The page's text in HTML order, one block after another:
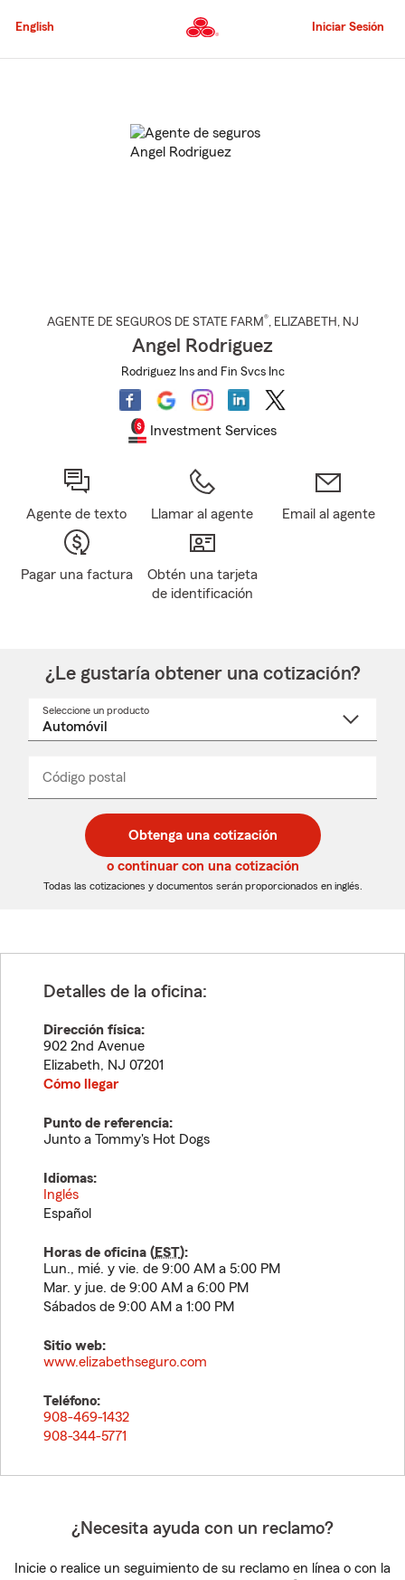
al
principal
English Iniciar Sesión
AGENTE DE SEGUROS DE STATE FARM®, ELIZABETH , NJ
Angel Rodriguez
Rodriguez Ins and Fin Svcs Inc
Investment Services
Agente de texto Llamar al agente Email al agente
Pagar una factura
Obtén una tarjeta
de identificación
¿Le gustaría obtener una cotización?
Seleccione un producto
desplegable
Código postal
de
5
dígitos
de
5
dígitos
_____
Obtenga una cotización
o continuar con una cotización
Todas las cotizaciones y documentos serán proporcionados en inglés.
Detalles de la oficina:
Dirección física:
902 2nd Avenue
Elizabeth, NJ 07201
Cómo llegar
Punto de referencia:
Junto a Tommy's Hot Dogs
Idiomas:
Inglés
Español
Horas de oficina (EST):
Lun., mié. y vie. de 9:00 AM a 5:00 PM
Mar. y jue. de 9:00 AM a 6:00 PM
Sábados de 9:00 AM a 1:00 PM
Sitio web:
www.elizabethseguro.com
Teléfono:
908-469-1432
908-344-5771
¿Necesita ayuda con un reclamo?
Inicie o realice un seguimiento de su reclamo en línea o con la